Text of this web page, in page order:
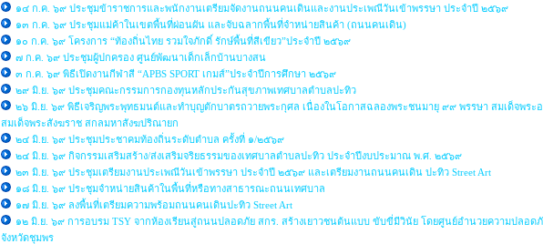
๑๔ ก.ค. ๖๙ ประชุมข้าราชการและพนักงานเตรียมจัดงานถนนคนเดินและงานประเพณีวันเข้าพรรษา ประจำปี ๒๕๖๙
๑๓ ก.ค. ๖๙ ประชุมแม่ค้าในเขตพื้นที่ผ่อนผัน และจับฉลากพื้นที่จำหน่ายสินค้า (ถนนคนเดิน)
๑๐ ก.ค. ๖๙ โครงการ “ท้องถิ่นไทย รวมใจภักดิ์ รักษ์พื้นที่สีเขียว”ประจำปี ๒๕๖๙
๗ ก.ค. ๖๙ ประชุมผู้ปกครอง ศูนย์พัฒนาเด็กเล็กบ้านบางสน
๓ ก.ค. ๖๙ พิธีเปิดงานกีฬาสี “APBS SPORT เกมส์”ประจำปีการศึกษา ๒๕๖๙
๒๙ มิ.ย. ๖๙ ประชุมคณะกรรมการกองทุนหลักประกันสุขภาพเทศบาลตำบลปะทิว
๒๖ มิ.ย. ๖๙ พิธีเจริญพระพุทธมนต์และทำบุญตักบาตรถวายพระกุศล เนื่องในโอกาสฉลองพระชนมายุ ๙๙ พรรษา สมเด็จพระ
สมเด็จพระสังฆราช สกลมหาสังฆปริณายก
๒๔ มิ.ย. ๖๙ ประชุมประชาคมท้องถิ่นระดับตำบล ครั้งที่ ๑/๒๕๖๙
๒๔ มิ.ย. ๖๙ กิจกรรมเสริมสร้าง/ส่งเสริมจริยธรรมของเทศบาลตำบลปะทิว ประจำปีงบประมาณ พ.ศ. ๒๕๖๙
๒๓ มิ.ย. ๖๙ ประชุมเตรียมงานประเพณีวันเข้าพรรษา ประจำปี ๒๕๖๙ และเตรียมงานถนนคนเดิน ปะทิว Street Art
๑๘ มิ.ย. ๖๙ ประชุมจำหน่ายสินค้าในพื้นที่หรือทางสาธารณะถนนเทศบาล
๑๗ มิ.ย. ๖๙ ลงพื้นที่เตรียมความพร้อมถนนคนเดินปะทิว Street Art
๑๒ มิ.ย. ๖๙ การอบรม TSY จากห้องเรียนสู่ถนนปลอดภัย สกร. สร้างเยาวชนต้นแบบ ขับขี่มีวินัย โดยศูนย์อำนวยความปลอด
จังหวัดชุมพร